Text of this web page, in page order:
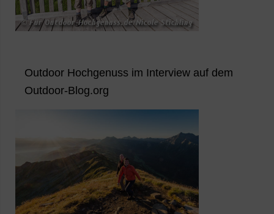
Outdoor Hochgenuss im Interview auf dem
Outdoor-Blog.org